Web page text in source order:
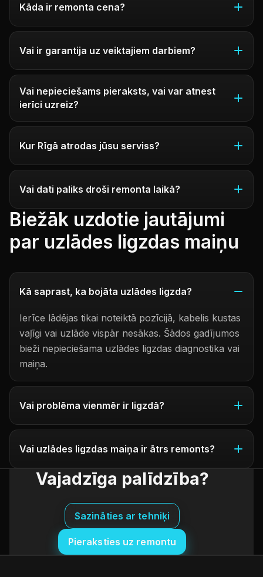
Kāda ir remonta cena?
Vai ir garantija uz veiktajiem darbiem?
Vai nepieciešams pieraksts, vai var atnest
ierīci uzreiz?
Kur Rīgā atrodas jūsu serviss?
Vai dati paliks droši remonta laikā?
Biežāk uzdotie jautājumi
par uzlādes ligzdas maiņu
Kā saprast, ka bojāta uzlādes ligzda?
Ierīce lādējas tikai noteiktā pozīcijā, kabelis kustas
vaļīgi vai uzlāde vispār nesākas. Šādos gadījumos
bieži nepieciešama uzlādes ligzdas diagnostika vai
maiņa.
Vai problēma vienmēr ir ligzdā?
Vai uzlādes ligzdas maiņa ir ātrs remonts?
Vajadzīga palīdzība?
Sazināties ar tehniķi
Pieraksties uz remontu